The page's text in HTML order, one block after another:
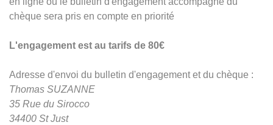
chèque sera pris en compte en priorité
L'engagement est au tarifs de 80€
Adresse d'envoi du bulletin d'engagement et du chèque :
Thomas SUZANNE
35 Rue du Sirocco
34400 St Just